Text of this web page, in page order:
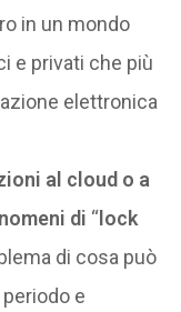
in un mondo
e privati che più
elettronica
al cloud o a
di “lock
di cosa può
e